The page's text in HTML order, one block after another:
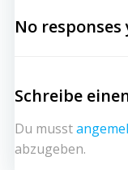
No responses
Schreibe
Du musst
abzugeben.